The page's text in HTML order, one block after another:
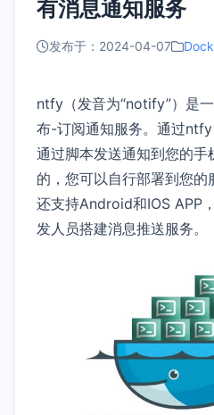
有消息通知服务
发布于：2024-04-07
ntfy（发音为“notify”）是
布-订阅通知服务。通过
通过脚本发送通知到您的
的，您可以自行部署到您
还支持Android和IOS APP
发人员搭建消息推送服务。